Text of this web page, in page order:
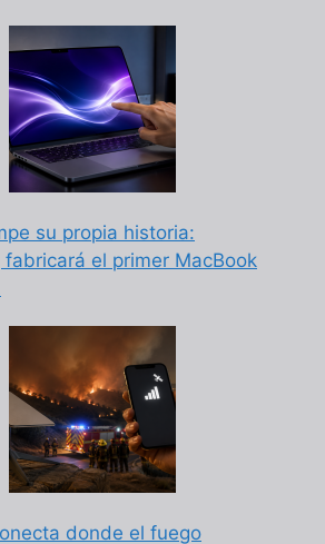
su propia historia:
fabricará el primer MacBook
donde el fuego